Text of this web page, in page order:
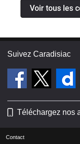
Voir tous les
Suivez Caradisiac
Téléchargez nos
Contact